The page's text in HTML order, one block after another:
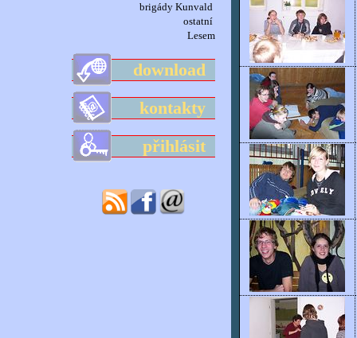
brigády Kunvald
ostatní
Lesem
download
kontakty
přihlásit